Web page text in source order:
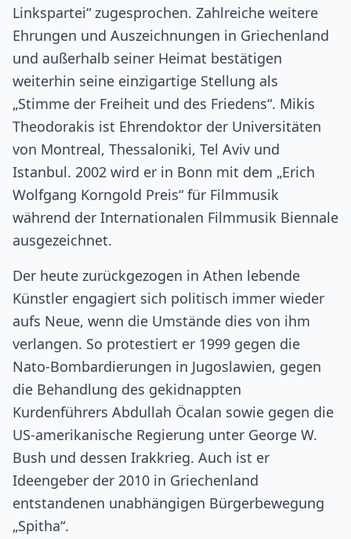
Linkspartei“ zugesprochen. Zahlreiche weitere
Ehrungen und Auszeichnungen in Griechenland
und außerhalb seiner Heimat bestätigen
weiterhin seine einzigartige Stellung als
„Stimme der Freiheit und des Friedens“. Mikis
Theodorakis ist Ehrendoktor der Universitäten
von Montreal, Thessaloniki, Tel Aviv und
Istanbul. 2002 wird er in Bonn mit dem „Erich
Wolfgang Korngold Preis“ für Filmmusik
während der Internationalen Filmmusik Biennale
ausgezeichnet.
Der heute zurückgezogen in Athen lebende
Künstler engagiert sich politisch immer wieder
aufs Neue, wenn die Umstände dies von ihm
verlangen. So protestiert er 1999 gegen die
Nato-Bombardierungen in Jugoslawien, gegen
die Behandlung des gekidnappten
Kurdenführers Abdullah Öcalan sowie gegen die
US-amerikanische Regierung unter George W.
Bush und dessen Irakkrieg. Auch ist er
Ideengeber der 2010 in Griechenland
entstandenen unabhängigen Bürgerbewegung
„Spitha“.